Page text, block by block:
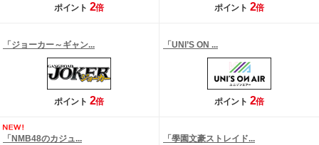
ポイント 2倍 ポイント 2倍
「ジョーカー～ギャン...
ポイント 2倍
「UNI’S ON ...
ポイント 2倍
「NMB48のカジュ... 「學園文豪ストレイド...